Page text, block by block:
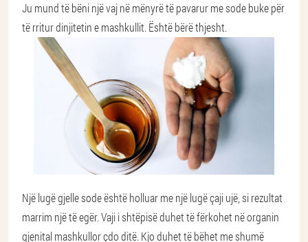
Ju mund të bëni një vaj në mënyrë të pavarur me sode buke për
të rritur dinjitetin e mashkullit. Është bërë thjesht.
Një lugë gjelle sode është holluar me një lugë çaji ujë, si rezultat
marrim një të egër. Vaji i shtëpisë duhet të fërkohet në organin
gjenital mashkullor çdo ditë. Kjo duhet të bëhet me shumë